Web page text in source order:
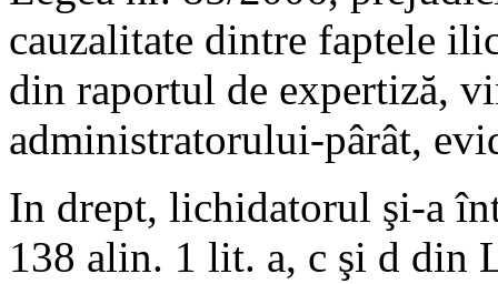
cauzalitate dintre faptele
din raportul de expertiză,
administratorului-pârât,
In drept, lichidatorul şi-a
138 alin. 1 lit. a, c şi d din